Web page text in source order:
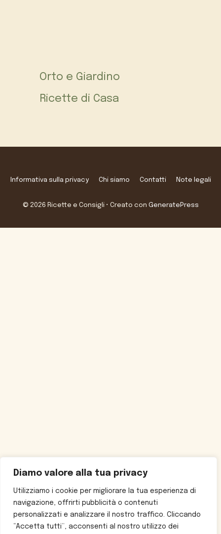
Diamo valore alla tua privacy
Utilizziamo i cookie per migliorare la tua esperienza di
navigazione, offrirti pubblicità o contenuti
personalizzati e analizzare il nostro traffico. Cliccando
“Accetta tutti”, acconsenti al nostro utilizzo dei
Orto e Giardino
Ricette di Casa
Informativa sulla privacy Chi siamo Contatti Note legali
© 2026 Ricette e Consigli • Creato con GeneratePress